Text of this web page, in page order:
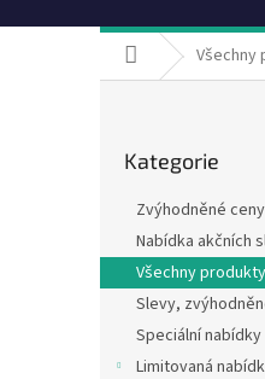
Domů Všechny
n
kategorie
Kategorie
Zvýhodněné ceny
Nabídka akčních
Všechny produkty
Slevy,
Speciální nabídky
Limitovaná